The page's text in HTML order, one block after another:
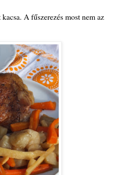
A fűszerezés most nem az